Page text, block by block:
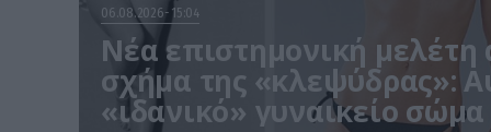
06.08.2026 15:04
Νέα επιστημονική μελέτη
σχήμα της «κλεψύδρας»:
«ιδανικό» γυναικείο σώμα